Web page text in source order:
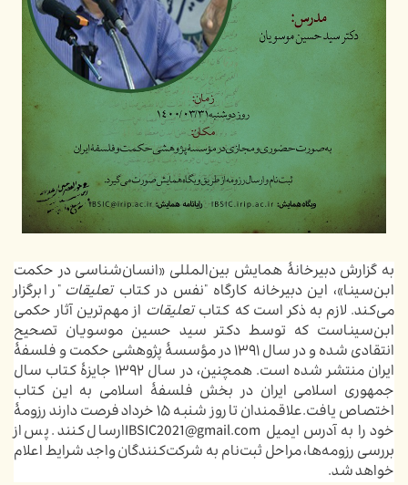
به گزارش دبیرخانۀ همایش بین‌المللی «انسان‌شناسی در حکمت
ابن‌سینا»، این دبیرخانه کارگاه "نفس در کتابتعلیقات " را برگزار
می‌کند. لازم به ذکر است که کتابتعلیقات از مهم‌ترین آثار حکمی
ابن‌سیناست که توسط دکتر سید حسین موسویان تصحیح
انتقادی شده و در سال ۱۳۹۱ در مؤسسۀ پژوهشی حکمت و فلسفۀ
ایران منتشر شده است. همچنین، در سال ۱۳۹۲ جایزۀ کتاب سال
جمهوری اسلامی ایران در بخش فلسفۀ اسلامی به این کتاب
اختصاص یافت.
علاقمندان تا روز شنبه ۱۵ خرداد فرصت دارند رزومۀ
خود را به آدرس ایمیل IBSIC2021@gmail.com
ارسال کنند. پس از
بررسی رزومه‌ها، مراحل ثبت‌نام به شرکت‌کنندگان واجد شرایط اعلام
خواهد شد.